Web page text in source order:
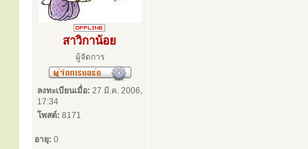
สาวิกาน้อย
ผู้จัดการ
ลงทะเบียนเมื่อ: 27 มี.ค. 2006,
17:34
โพสต์: 8171
อายุ: 0